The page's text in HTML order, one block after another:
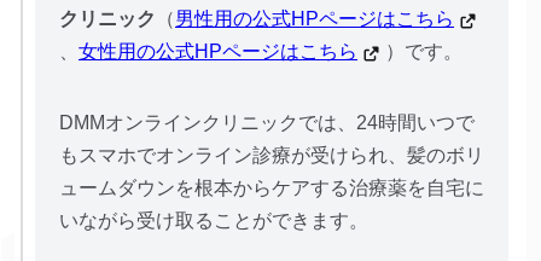
クリニック
（男性用の公式HPページはこちら
、 女性用の公式HPページはこちら ）です。
DMMオンラインクリニックでは、24時間いつで
もスマホでオンライン診療が受けられ、髪のボリ
ュームダウンを根本からケアする治療薬を自宅に
いながら受け取ることができます。